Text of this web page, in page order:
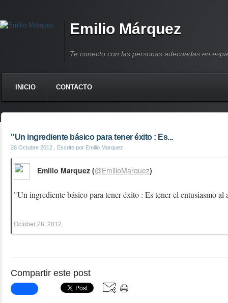
Emilio Márquez
Te conecto con las personas adecuadas en
INICIO CONTACTO
"Un ingrediente básico para tener éxito : Es...
28 Octubre 2012 , Escrito por Emilio Marquez
"Un ingrediente básico para tener éxito : Es tener el entusiasmo al
Emilio Marquez (@EmilioMarquez)
October 28, 2012
Compartir este post